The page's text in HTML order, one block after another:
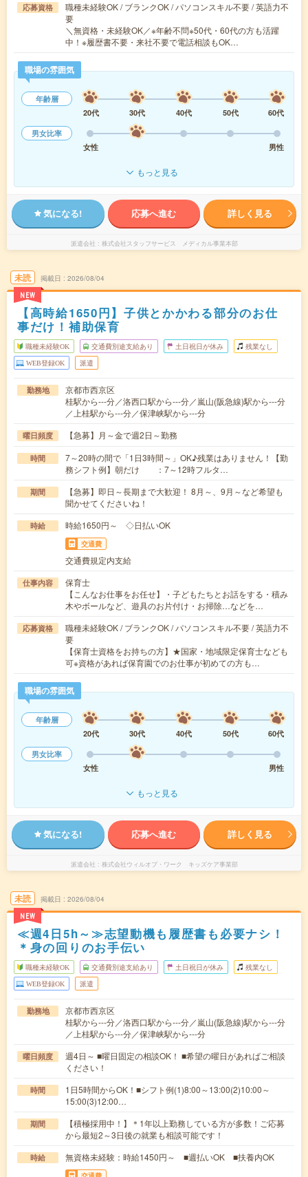
応募資格
職種未経験OK / ブランクOK / パソコンスキル不要 / 英語力不
要
＼無資格・未経験OK／※年齢不問※50代・60代の方も活躍
中！※履歴書不要・来社不要で電話相談もOK…
職場の雰囲気
年齢層
20代
30代 40代 50代
60代
男女比率
女性
男性
もっと見る
気になる! 応募へ進む 詳しく見る
派遣会社 株式会社スタッフサービス メディカル事業本部
未読
NEW
掲載日 2026/08/04
【高時給1650円】子供とかかわる部分のお仕
事だけ！補助保育
職種未経験OK 交通費別途支給あり 土日祝日が休み 残業なし
WEB登録OK 派遣
勤務地
京都市西京区
桂駅から---分／洛西口駅から---分／嵐山(阪急線)駅から---分
／上桂駅から---分／保津峡駅から---分
曜日頻度 【急募】月～金で週2日～勤務
時間
7～20時の間で「1日3時間～」OK♪残業はありません！【勤
務シフト例】朝だけ ：7～12時フルタ…
期間
【急募】即日～長期まで大歓迎！ 8月～、9月～など希望も
聞かせてくださいね！
時給 時給1650円～ ◇日払いOK
交通費
交通費規定内支給
仕事内容
保育士
【こんなお仕事をお任せ】・子どもたちとお話をする・積み
木やボールなど、遊具のお片付け・お掃除…などを…
応募資格
職種未経験OK / ブランクOK / パソコンスキル不要 / 英語力不
要
【保育士資格をお持ちの方】★国家・地域限定保育士なども
可※資格があれば保育園でのお仕事が初めての方も…
職場の雰囲気
年齢層
20代
30代 40代 50代
60代
男女比率
女性
男性
もっと見る
気になる! 応募へ進む 詳しく見る
派遣会社 株式会社ウィルオブ・ワーク キッズケア事業部
未読
NEW
掲載日 2026/08/04
≪週4日5h～≫志望動機も履歴書も必要ナシ！
＊身の回りのお手伝い
職種未経験OK 交通費別途支給あり 土日祝日が休み 残業なし
WEB登録OK 派遣
勤務地
京都市西京区
桂駅から---分／洛西口駅から---分／嵐山(阪急線)駅から---分
／上桂駅から---分／保津峡駅から---分
曜日頻度
週4日～ ■曜日固定の相談OK！ ■希望の曜日があればご相談
ください！
時間
1日5時間からOK！■シフト例(1)8:00～13:00(2)10:00～
15:00(3)12:00…
期間
【積極採用中！】＊1年以上勤務している方が多数！ご応募
から最短2～3日後の就業も相談可能です！
時給 無資格未経験：時給1450円～ ■週払いOK ■扶養内OK